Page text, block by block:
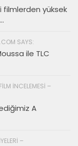
filmlerden yüksek
SAYS:
ile TLC
İNCELEMESI –
A
–